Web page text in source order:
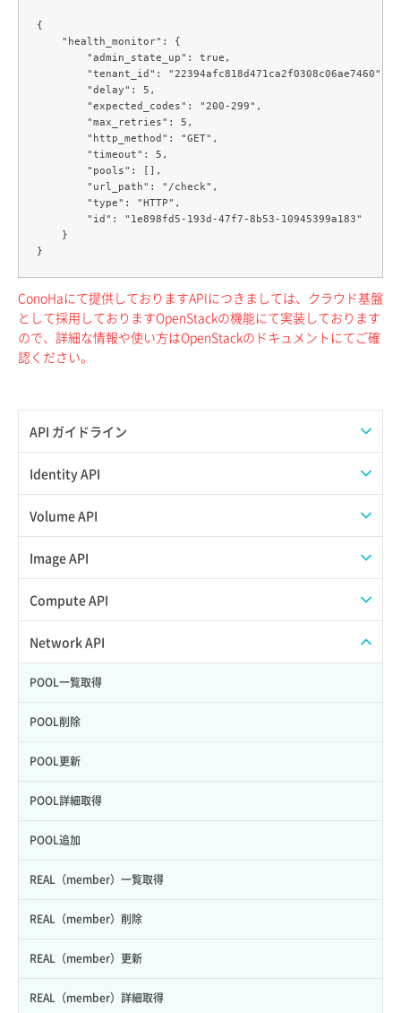
API ガイドライン
APIのご利用について
Identity API
トークン発行
Volume API
イメージ保存（追加SSD）
ボリュームタイプ一覧取得
ボリュームタイプ詳細取得
ボリューム一覧取得
ボリューム削除
ボリューム詳細一覧取得
ボリューム詳細取得
ボリューム追加
Image API
イメージコンテナスキーマ情報取得
イメージスキーマ情報取得
イメージメンバーコンテナスキーマ情報取得
イメージメンバースキーマ情報取得
イメージメンバー一覧取得
イメージ一覧取得
イメージ保存容量取得
イメージ保存容量変更
イメージ削除
イメージ詳細取得
Compute API
ISOイメージダウンロード
ISOイメージ一覧取得
ISOイメージ挿入
ISOイメージ排出
OS再インストール
VMに紐づくセキュリティグループ取得
VMプラン一覧取得
VMプラン詳細一覧取得
VMプラン詳細取得
VMメタデータ更新
Network API
POOL一覧取得
POOL削除
POOL更新
POOL詳細取得
POOL追加
REAL（member）一覧取得
REAL（member）削除
REAL（member）更新
REAL（member）詳細取得
{
    "health_monitor": {
        "admin_state_up": true,
        "tenant_id": "22394afc818d471ca2f0308c06ae7460",
        "delay": 5,
        "expected_codes": "200-299",
        "max_retries": 5,
        "http_method": "GET",
        "timeout": 5,
        "pools": [],
        "url_path": "/check",
        "type": "HTTP",
        "id": "1e898fd5-193d-47f7-8b53-10945399a183"
    }
ConoHaにて提供しておりますAPIにつきましては、クラウド基盤
として採用しておりますOpenStackの機能にて実装しております
ので、詳細な情報や使い方はOpenStackのドキュメントにてご確
認ください。